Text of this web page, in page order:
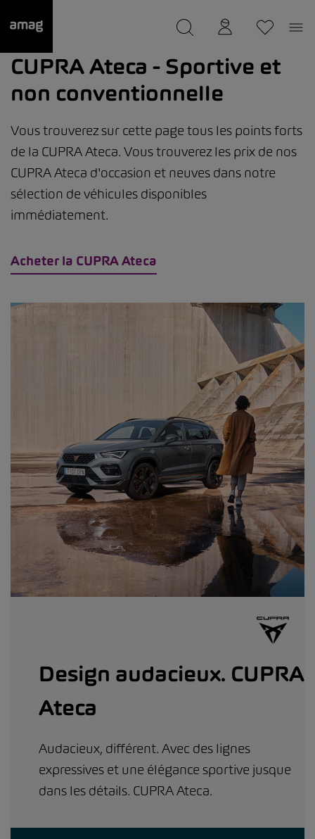
CUPRA Ateca - Sportive et
non conventionnelle
Acheter la CUPRA Ateca
Vous trouverez sur cette page tous les points forts
de la CUPRA Ateca. Vous trouverez les prix de nos
CUPRA Ateca d'occasion et neuves dans notre
sélection de véhicules disponibles
immédiatement.
Design audacieux. CUPRA
Ateca
Audacieux, différent. Avec des lignes
expressives et une élégance sportive jusque
dans les détails. CUPRA Ateca.